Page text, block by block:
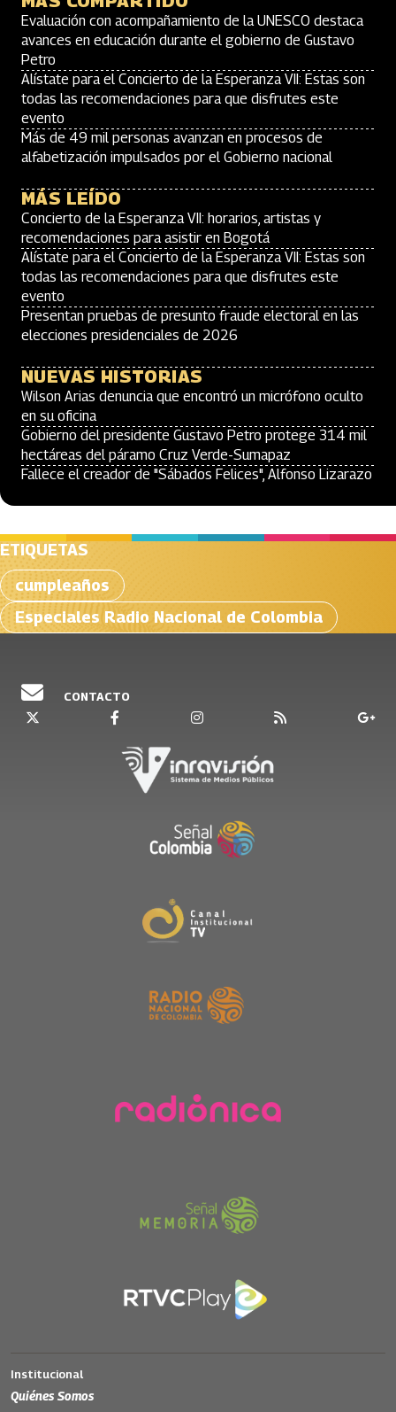
Evaluación con acompañamiento de la UNESCO destaca
avances en educación durante el gobierno de Gustavo
Petro
Alístate para el Concierto de la Esperanza VII: Estas son
todas las recomendaciones para que disfrutes este
evento
Más de 49 mil personas avanzan en procesos de
alfabetización impulsados por el Gobierno nacional
MÁS LEÍDO
Concierto de la Esperanza VII: horarios, artistas y
recomendaciones para asistir en Bogotá
Alístate para el Concierto de la Esperanza VII: Estas son
todas las recomendaciones para que disfrutes este
evento
Presentan pruebas de presunto fraude electoral en las
elecciones presidenciales de 2026
NUEVAS HISTORIAS
Wilson Arias denuncia que encontró un micrófono oculto
en su oficina
Gobierno del presidente Gustavo Petro protege 314 mil
hectáreas del páramo Cruz Verde-Sumapaz
Fallece el creador de "Sábados Felices", Alfonso Lizarazo
ETIQUETAS
cumpleaños
Especiales Radio Nacional de Colombia
CONTACTO
Institucional
Quiénes Somos